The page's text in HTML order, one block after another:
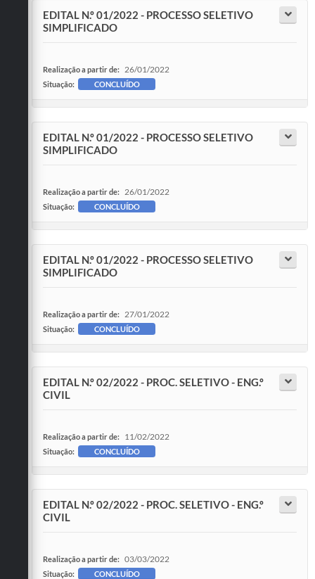
EDITAL N.º 01/2022 - PROCESSO SELETIVO
SIMPLIFICADO
Realização a partir de: 26/01/2022
Situação: CONCLUÍDO
EDITAL N.º 01/2022 - PROCESSO SELETIVO
SIMPLIFICADO
Realização a partir de: 26/01/2022
Situação: CONCLUÍDO
EDITAL N.º 01/2022 - PROCESSO SELETIVO
SIMPLIFICADO
Realização a partir de: 27/01/2022
Situação: CONCLUÍDO
EDITAL N.º 02/2022 - PROC. SELETIVO - ENG.º
CIVIL
Realização a partir de: 11/02/2022
Situação: CONCLUÍDO
EDITAL N.º 02/2022 - PROC. SELETIVO - ENG.º
CIVIL
Realização a partir de: 03/03/2022
Situação: CONCLUÍDO